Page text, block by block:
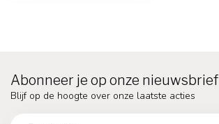
Abonneer je op onze nieuwsbrief
Blijf op de hoogte over onze laatste acties